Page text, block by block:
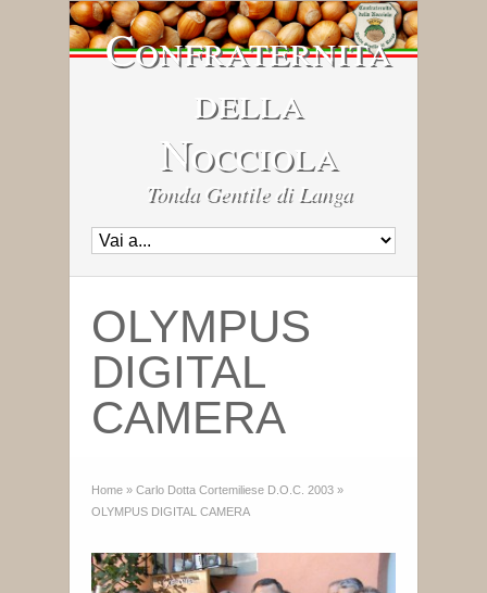
Confraternita
della
Nocciola
Tonda Gentile di Langa
OLYMPUS
DIGITAL
CAMERA
Home » Carlo Dotta Cortemiliese D.O.C. 2003 »
OLYMPUS DIGITAL CAMERA